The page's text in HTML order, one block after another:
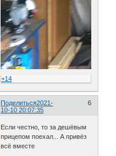
+14
Поделиться 6
2021-
10-10 20:07:35
Если честно, то за дешёвым
прицепом поехал... А привёз
всё вместе